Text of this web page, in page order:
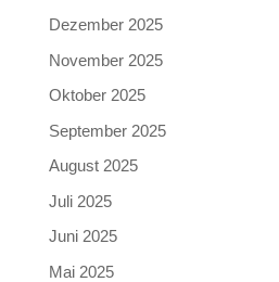
Dezember 2025
November 2025
Oktober 2025
September 2025
August 2025
Juli 2025
Juni 2025
Mai 2025